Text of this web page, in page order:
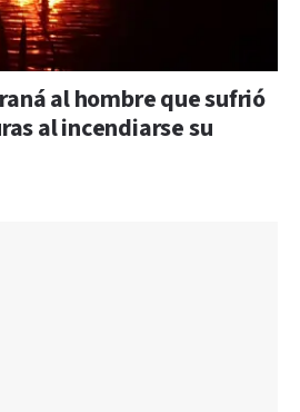
al hombre que sufrió
al incendiarse su